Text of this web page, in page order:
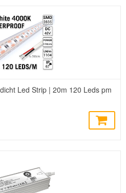
Led Strip | 20m 120 Leds pm